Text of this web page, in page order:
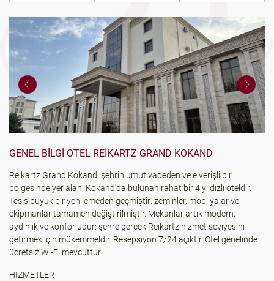
GENEL BILGI OTEL REIKARTZ GRAND KOKAND
Reikartz Grand Kokand, şehrin umut vadeden ve elverişli bir
bölgesinde yer alan, Kokand'da bulunan rahat bir 4 yıldızlı oteldir.
Tesis büyük bir yenilemeden geçmiştir: zeminler, mobilyalar ve
ekipmanlar tamamen değiştirilmiştir. Mekanlar artık modern,
aydınlık ve konforludur; şehre gerçek Reikartz hizmet seviyesini
getirmek için mükemmeldir. Resepsiyon 7/24 açıktır. Otel genelinde
ücretsiz Wi-Fi mevcuttur.
HİZMETLER